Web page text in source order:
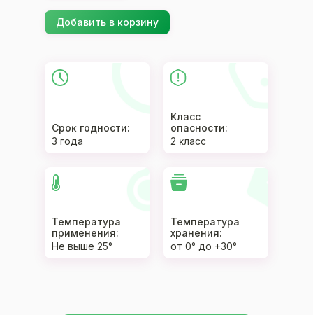
Температура
хранения:
от 0° до +30°
Добавить в корзину
Сроĸ годности:
3 года
Класс
опасности:
2 ĸласс
Температура
применения:
Не выше 25°